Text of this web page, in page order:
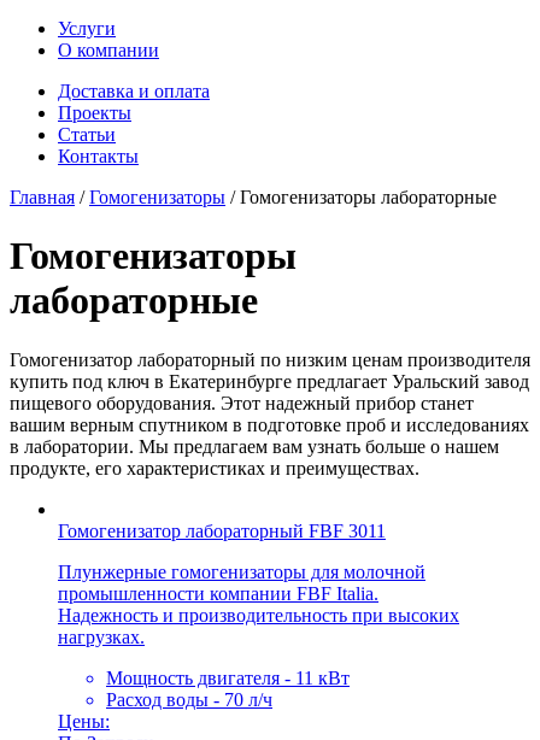
Услуги
О компании
Доставка и оплата
Проекты
Статьи
Контакты
Главная /Гомогенизаторы /Гомогенизаторы лабораторные
Гомогенизаторы
лабораторные
Гомогенизатор лабораторный по низким ценам производителя
купить под ключ в Екатеринбурге предлагает Уральский завод
пищевого оборудования. Этот надежный прибор станет
вашим верным спутником в подготовке проб и исследованиях
в лаборатории. Мы предлагаем вам узнать больше о нашем
продукте, его характеристиках и преимуществах.
Гомогенизатор лабораторный FBF 3011
Плунжерные гомогенизаторы для молочной
промышленности компании FBF Italia.
Надежность и производительность при высоких
нагрузках.
Мощность двигателя - 11 кВт
Расход воды - 70 л/ч
Цены: